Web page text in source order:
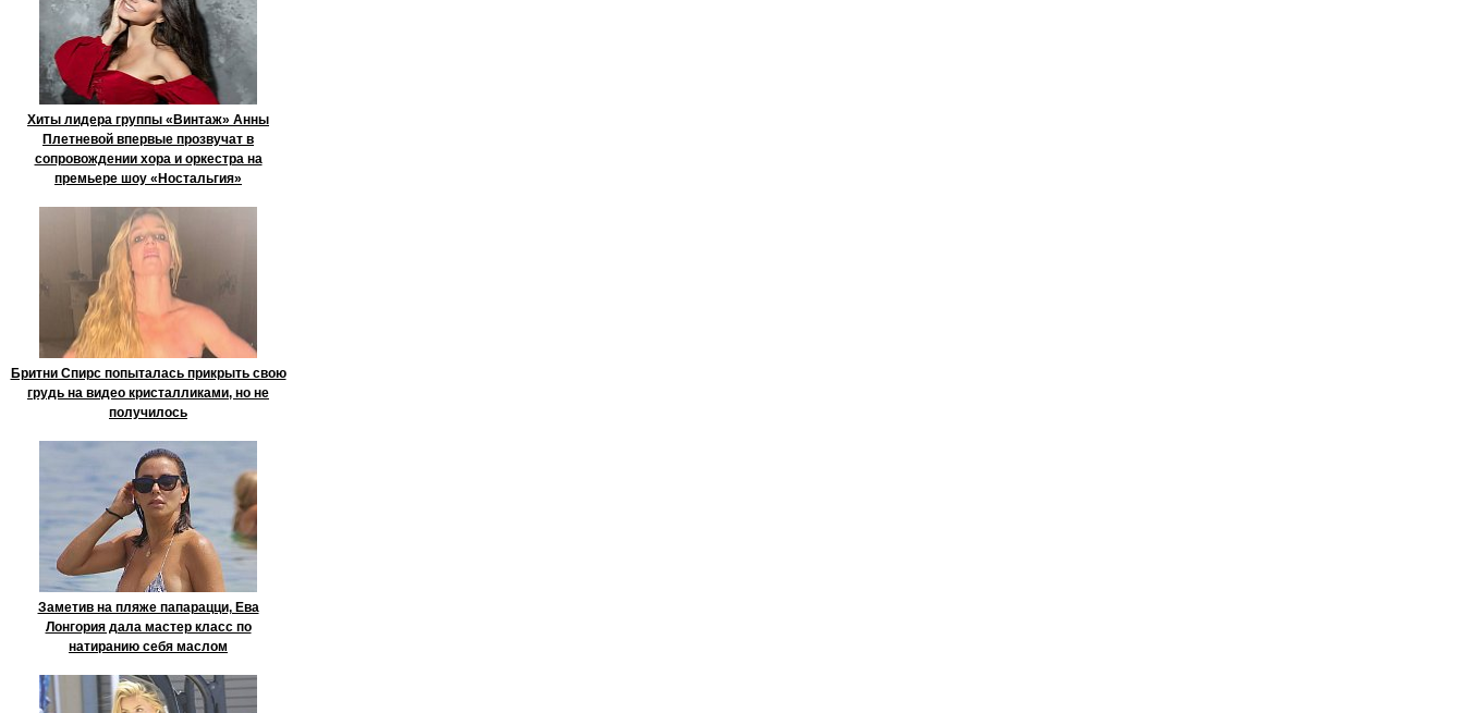
Хиты лидера группы «Винтаж» Анны
Плетневой впервые прозвучат в
сопровождении хора и оркестра на
премьере шоу «Ностальгия»
Бритни Спирс попыталась прикрыть свою
грудь на видео кристалликами, но не
получилось
Заметив на пляже папарацци, Ева
Лонгория дала мастер класс по
натиранию себя маслом